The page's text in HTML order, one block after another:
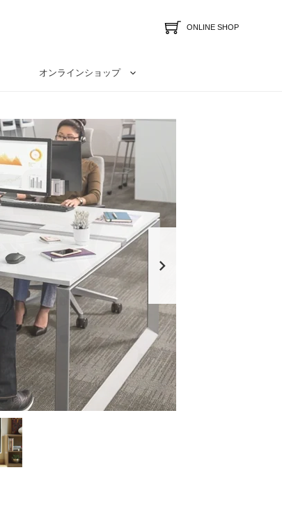
ONLINE SHOP
オンラインショップ